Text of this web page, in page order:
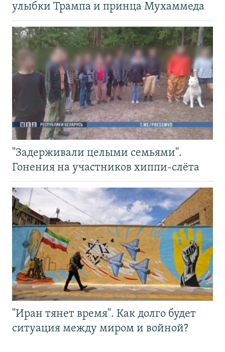
улыбки Трампа и принца Мухаммеда
"Задерживали целыми семьями".
Гонения на участников хиппи-слёта
"Иран тянет время". Как долго будет
ситуация между миром и войной?